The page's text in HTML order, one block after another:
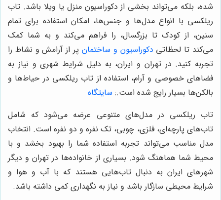
شده، بلکه می‌تواند بخشی از دکوراسیون منزل یا ویلا باشد. تاب
ریلکسی با انواع مدل‌ها و جنس‌ها، امکان استفاده برای تمام
سنین، از کودک تا بزرگسال، را فراهم می‌کند و به شما کمک
می‌کند تا لحظاتی دکوراسیون و ساختمان پر از آرامش و نشاط را
تجربه کنید. در تهران و ایران، به دلیل شرایط شهری و نیاز به
فضاهای خصوصی و آرام، استفاده از تاب ریلکسی در حیاط‌ها و
بالکن‌ها بسیار رایج شده است.: سایتگاه
تاب ریلکسی در مدل‌های متنوعی عرضه می‌شود که شامل
تاب‌های پارچه‌ای، فلزی، چوبی، تک نفره و دو نفره است. انتخاب
مدل مناسب می‌تواند تجربه استفاده شما را بهبود بخشد و با
محیط شما هماهنگ شود. بسیاری از خانواده‌ها در تهران و دیگر
شهرهای ایران به دنبال تاب‌هایی هستند که با آب و هوا و
شرایط محیطی سازگار باشد و نیاز به نگهداری کمی داشته باشد.